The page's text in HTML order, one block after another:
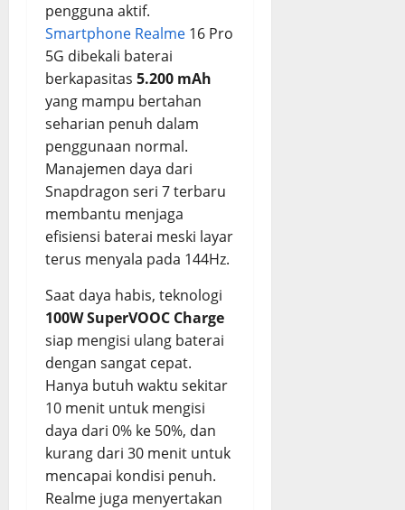
pengguna aktif.
Smartphone Realme 16 Pro
5G dibekali baterai
berkapasitas 5.200 mAh
yang mampu bertahan
seharian penuh dalam
penggunaan normal.
Manajemen daya dari
Snapdragon seri 7 terbaru
membantu menjaga
efisiensi baterai meski layar
terus menyala pada 144Hz.
Saat daya habis, teknologi
100W SuperVOOC Charge
siap mengisi ulang baterai
dengan sangat cepat.
Hanya butuh waktu sekitar
10 menit untuk mengisi
daya dari 0% ke 50%, dan
kurang dari 30 menit untuk
mencapai kondisi penuh.
Realme juga menyertakan